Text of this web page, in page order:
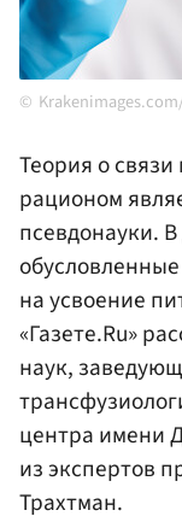
Теория о
рационом
псевдонауки.
на усвоение
«Газете.Ru»
наук,
центра имени
из экспертов
Трахтман.